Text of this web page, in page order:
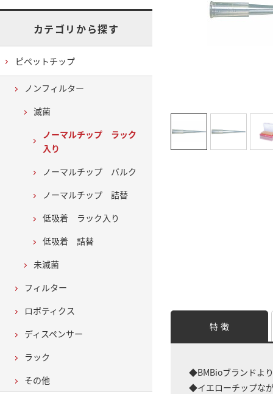
特 徴
◆BMBioブランドよ
◆イエローチップな
カテゴリから探す
ピペットチップ
ノンフィルター
滅菌
ノーマルチップ ラック
入り
ノーマルチップ バルク
ノーマルチップ 詰替
低吸着 ラック入り
低吸着 詰替
未滅菌
フィルター
ロボティクス
ディスペンサー
ラック
その他